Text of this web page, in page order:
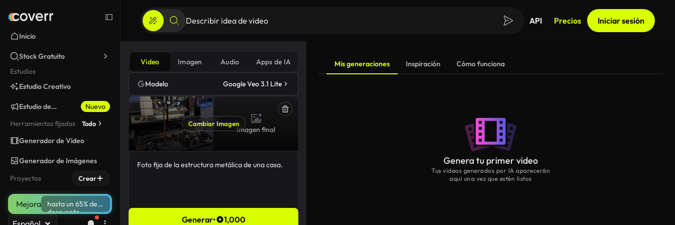
Inicio
Stock Gratuito
Estudios
Estudio Creativo
Estudio de
Nuevo
Herramientas fijadas
Todo
Generador de Vídeo
Generador de Imágenes
Proyectos
Crear
Mejora
hasta un 65% de
descuento
API Precios Iniciar sesión
Video Imagen Audio Apps de IA
Modelo Google Veo 3.1 Lite
Cambiar Imagen
Imagen final
Generar• 1,000
Mis generaciones Inspiración Cómo funciona
Genera tu primer video
Tus videos generados por IA aparecerán
aquí una vez que estén listos